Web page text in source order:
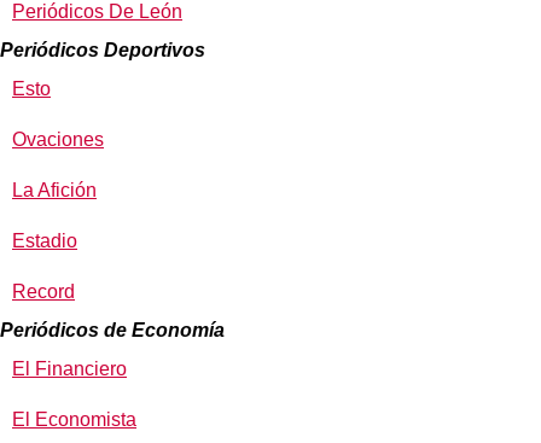
Periódicos De León
Periódicos Deportivos
Esto
Ovaciones
La Afición
Estadio
Record
Periódicos de Economía
El Financiero
El Economista